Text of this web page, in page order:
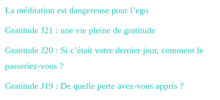
La méditation est dangereuse pour l’ego
Gratitude J21 : une vie pleine de gratitude
Gratitude J20 : Si c’était votre dernier jour, comment le
passeriez-vous ?
Gratitude J19 : De quelle perte avez-vous appris ?